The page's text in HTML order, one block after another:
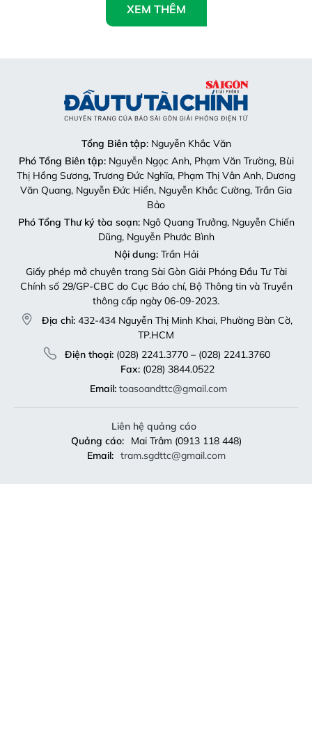
XEM THÊM
Tổng Biên tập: Nguyễn Khắc Văn
Phó Tổng Biên tập:Nguyễn Ngọc Anh, Phạm Văn Trường, Bùi
Thị Hồng Sương, Trương Đức Nghĩa, Phạm Thị Vân Anh, Dương
Văn Quang, Nguyễn Đức Hiển, Nguyễn Khắc Cường, Trần Gia
Bảo
Phó Tổng Thư ký tòa soạn:Ngô Quang Trưởng, Nguyễn Chiến
Dũng, Nguyễn Phước Bình
Nội dung:Trần Hải
Giấy phép mở chuyên trang Sài Gòn Giải Phóng Đầu Tư Tài
Chính số 29/GP-CBC do Cục Báo chí, Bộ Thông tin và Truyền
thông cấp ngày 06-09-2023.
Địa chỉ: 432-434 Nguyễn Thị Minh Khai, Phường Bàn Cờ,
TP.HCM
Điện thoại:(028) 2241.3770 – (028) 2241.3760
Fax:(028) 3844.0522
Email: toasoandttc@gmail.com
Liên hệ quảng cáo
Quảng cáo:
Mai Trâm (0913 118 448)
Email: tram.sgdttc@gmail.com